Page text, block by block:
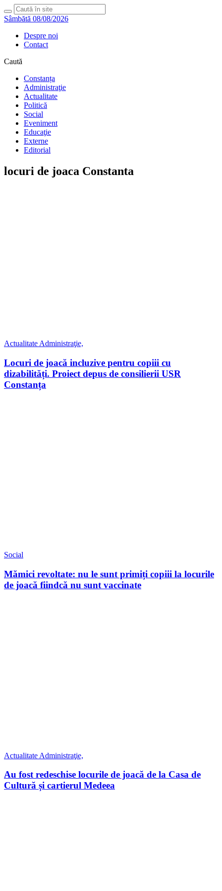
Sâmbătă 08/08/2026
Despre noi
Contact
Caută
Constanța
Administraţie
Actualitate
Politică
Social
Eveniment
Educaţie
Externe
Editorial
locuri de joaca Constanta
Actualitate Administraţie,
Locuri de joacă incluzive pentru copiii cu
dizabilități. Proiect depus de consilierii USR
Constanța
Social
Mămici revoltate: nu le sunt primiți copiii la locurile
de joacă fiindcă nu sunt vaccinate
Actualitate Administraţie,
Au fost redeschise locurile de joacă de la Casa de
Cultură și cartierul Medeea